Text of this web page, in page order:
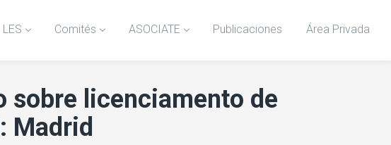
LES Comités ASOCIATE Publicaciones Área Privada
sobre licenciamento de
Madrid